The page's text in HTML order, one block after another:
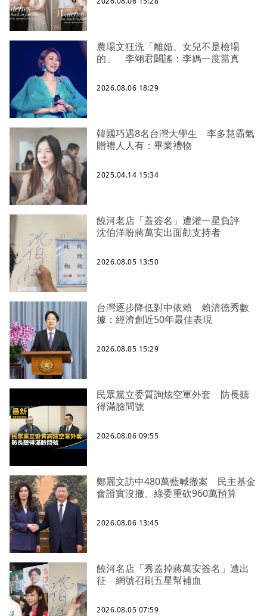
農場文狂洗「離婚、女兒不是檢場
的」 李翊君闢謠：李媽一度當真
2026.08.06 18:29
韓國巧遇8名台灣大學生 李多慧霸氣
贈禮人人有：畢業禮物
2025.04.14 15:34
饒河老店「蓋簽名」遭灌一星負評
沈伯洋盼蔣萬安出面勸支持者
2026.08.05 13:50
台灣逐步降低對中依賴 賴清德秀數
據：經濟創近50年最佳表現
2026.08.05 15:29
民眾黨立委質詢炫空軍外套 防長聽
得滿臉問號
2026.08.06 09:55
鄭麗文訪中480萬藍喊撤案 民主基金
會證實沒撤、綠委重砍960萬預算
2026.08.06 13:45
饒河名店「秀蓋掉蔣萬安簽名」遭出
征 網號召刷五星幫補血
2026.08.05 07:59